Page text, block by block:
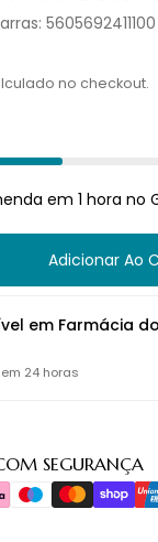
5605692411100
no checkout.
em 1 hora no
Para
Quantidade
Adicionar Ao
em Farmácia
24 horas
SEGURANÇA